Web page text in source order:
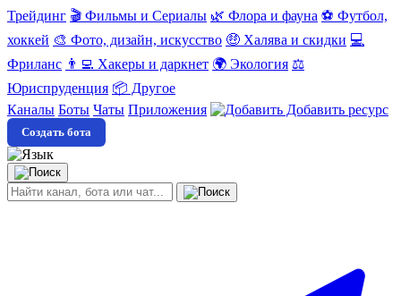
Трейдинг 🎬 Фильмы и Сериалы 🌿 Флора и фауна ⚽ Футбол,
хоккей 🎨 Фото, дизайн, искусство 🤑 Халява и скидки 💻
Фриланс 👨‍💻 Хакеры и даркнет 🌍 Экология ⚖️
Юриспруденция 📦 Другое
Каналы Боты Чаты Приложения Добавить ресурс
Создать бота